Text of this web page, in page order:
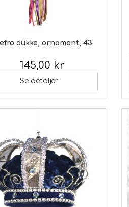
dukke, ornament, 43
145,00 kr
Se detaljer